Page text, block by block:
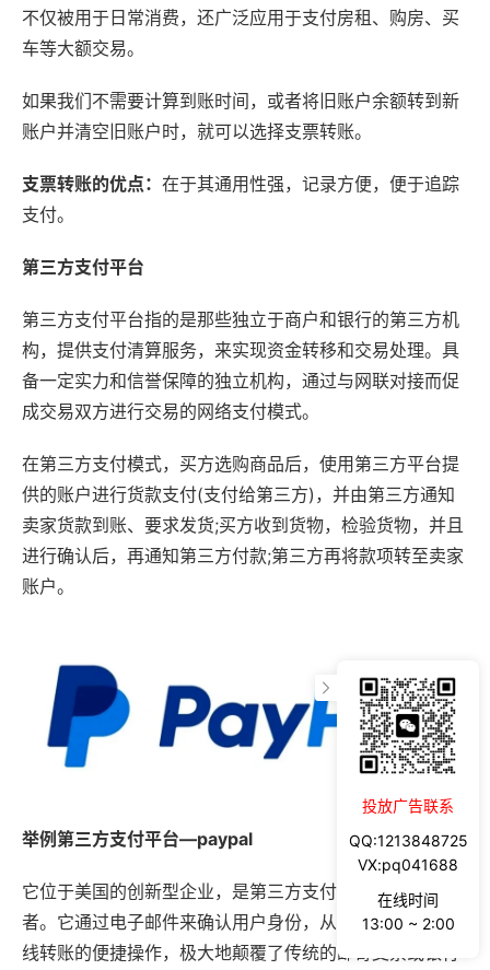
不仅被用于日常消费，还广泛应用于支付房租、购房、买
车等大额交易‌。
如果我们不需要计算到账时间，或者将旧账户余额转到新
账户并清空旧账户时，就可以选择支票转账。
支票转账的优点： 在于其通用性强，记录方便，便于追踪
支付。
第三方支付平台
第三方支付平台指的是那些独立于商户和银行的第三方机
构，提供支付清算服务，来实现资金转移和交易处理。具
备一定实力和信誉保障的独立机构，通过与网联对接而促
成交易双方进行交易的网络支付模式。
在第三方支付模式，买方选购商品后，使用第三方平台提
供的账户进行货款支付(支付给第三方)，并由第三方通知
卖家货款到账、要求发货;买方收到货物，检验货物，并且
进行确认后，再通知第三方付款;第三方再将款项转至卖家
账户。
举例第三方支付平台—paypal
它位于美国的创新型企业，是第三方支付服务领域的领导
者。它通过电子邮件来确认用户身份，从而实现了资金在
线转账的便捷操作，极大地颠覆了传统的邮寄支票或银行
投放广告联系
QQ:1213848725
VX:pq041688
在线时间
13:00 ~ 2:00